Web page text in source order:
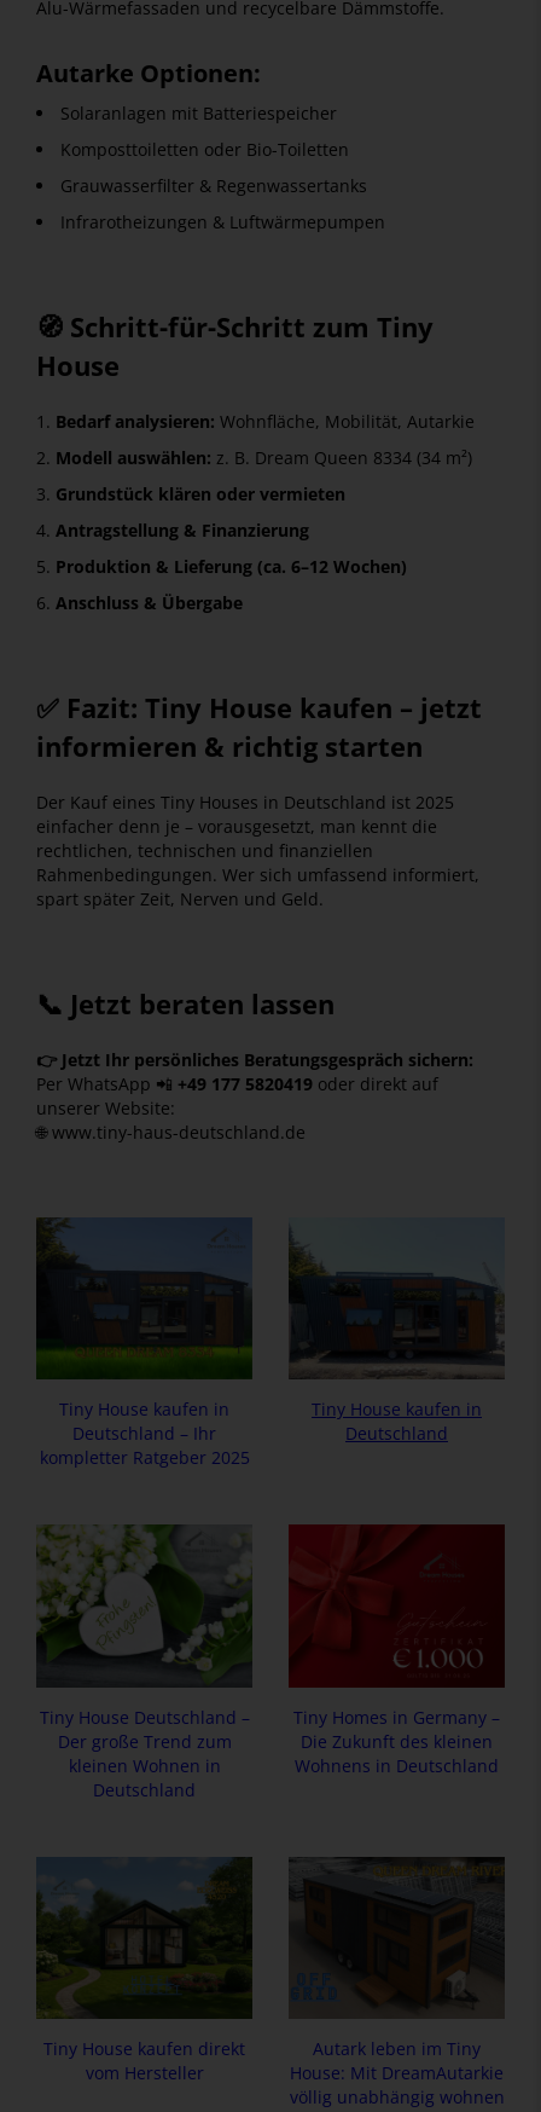
Alu-Wärmefassaden und recycelbare Dämmstoffe.
Autarke Optionen:
Solaranlagen mit Batteriespeicher
Komposttoiletten oder Bio-Toiletten
Grauwasserfilter & Regenwassertanks
Infrarotheizungen & Luftwärmepumpen
🧭 Schritt-für-Schritt zum Tiny
House
Bedarf analysieren: Wohnfläche, Mobilität, Autarkie
Modell auswählen: z. B. Dream Queen 8334 (34 m²)
Grundstück klären oder vermieten
Antragstellung & Finanzierung
Produktion & Lieferung (ca. 6–12 Wochen)
Anschluss & Übergabe
✅ Fazit: Tiny House kaufen – jetzt
informieren & richtig starten
Der Kauf eines Tiny Houses in Deutschland ist 2025
einfacher denn je – vorausgesetzt, man kennt die
rechtlichen, technischen und finanziellen
Rahmenbedingungen. Wer sich umfassend informiert,
spart später Zeit, Nerven und Geld.
📞 Jetzt beraten lassen
👉 Jetzt Ihr persönliches Beratungsgespräch sichern:
Per WhatsApp 📲 +49 177 5820419 oder direkt auf
unserer Website:
🌐www.tiny-haus-deutschland.de
Tiny House kaufen in
Deutschland – Ihr
kompletter Ratgeber 2025
Tiny House kaufen in
Deutschland
Tiny House Deutschland –
Der große Trend zum
kleinen Wohnen in
Deutschland
Tiny Homes in Germany –
Die Zukunft des kleinen
Wohnens in Deutschland
Tiny House kaufen direkt
vom Hersteller
Autark leben im Tiny
House: Mit DreamAutarkie
völlig unabhängig wohnen